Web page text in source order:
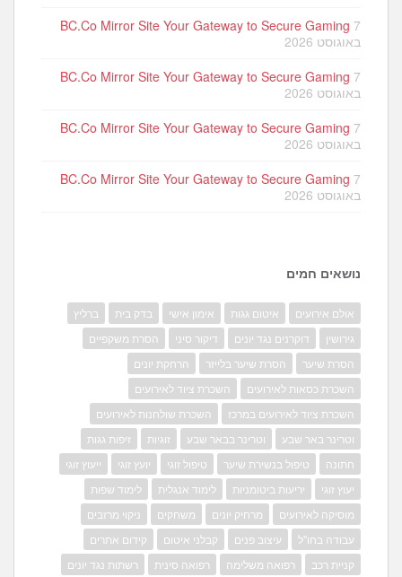
BC.Co Mirror Site Your Gateway to Secure Gaming 7
באוגוסט 2026
BC.Co Mirror Site Your Gateway to Secure Gaming 7
באוגוסט 2026
BC.Co Mirror Site Your Gateway to Secure Gaming 7
באוגוסט 2026
BC.Co Mirror Site Your Gateway to Secure Gaming 7
באוגוסט 2026
נושאים חמים
אולם אירועים איטום גגות אימון אישי בדק בית
ברליץ
גירושין
דוקרנים נגד יונים דיקור סיני
הסרת משקפיים
הסרת שיער
הסרת שיער בלייזר
הרחקת יונים
השכרת כסאות לאירועים
השכרת ציוד לאירועים
השכרת ציוד לאירועים במרכז
השכרת שולחנות לאירועים
וטרינר באר שבע
וטרינר בבאר שבע זוגיות
זיפות גגות
חתונה
טיפול בנשירת שיער טיפול זוגי יועץ זוגי
ייעוץ זוגי
יעוץ זוגי
יריעות ביטומניות לימוד אנגלית
לימוד שפות
מוסיקה לאירועים
מרחיק יונים משחקים
ניקוי מרזבים
עבודה בחו"ל
עיצוב פנים קבלני איטום
קידום אתרים
קניית רכב
רפואה משלימה רפואה סינית רשתות נגד יונים